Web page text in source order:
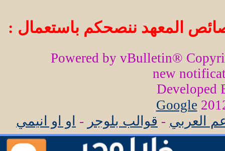
المعهد ننصحكم باستعمال :
Powered by vBulletin®
new
Developed
Google
العربي - قوالب بلوجر - او او انيمي